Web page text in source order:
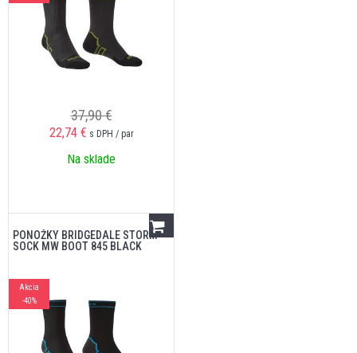
37,90 €
22,74 € s DPH / par
Na sklade
PONOŽKY BRIDGEDALE STORM
SOCK MW BOOT 845 BLACK
Akcia
-40%